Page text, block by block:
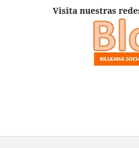
Visita nuestras